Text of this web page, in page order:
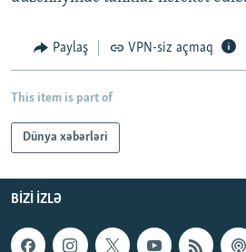
Paylaş VPN-siz açmaq
This item is part of
Dünya xəbərləri
BIZI IZLƏ